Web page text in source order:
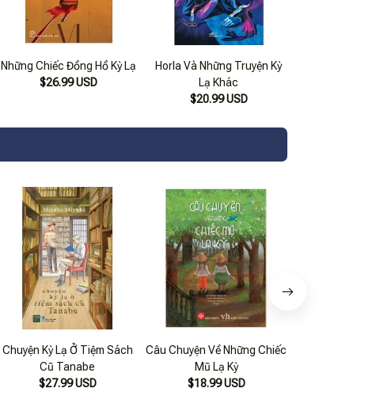
Những Chiếc Đồng Hồ Kỳ Lạ
$26.99 USD
Horla Và Những Truyện Kỳ
Lạ Khác
$20.99 USD
Chuyện Kỳ Lạ Ở Tiệm Sách
Cũ Tanabe
$27.99 USD
Câu Chuyện Về Những Chiếc
Mũ Lạ Kỳ
$18.99 USD